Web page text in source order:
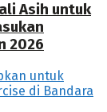
Asih untuk
2026